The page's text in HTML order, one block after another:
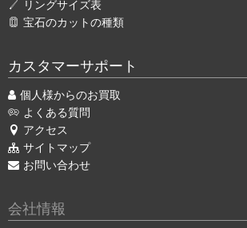
リングサイズ表
宝石のカットの種類
カスタマーサポート
個人様からのお買取
よくある質問
アクセス
サイトマップ
お問い合わせ
会社情報